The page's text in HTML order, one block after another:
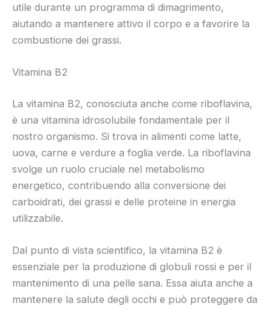
utile durante un programma di dimagrimento,
aiutando a mantenere attivo il corpo e a favorire la
combustione dei grassi.
Vitamina B2
La vitamina B2, conosciuta anche come riboflavina,
è una vitamina idrosolubile fondamentale per il
nostro organismo. Si trova in alimenti come latte,
uova, carne e verdure a foglia verde. La riboflavina
svolge un ruolo cruciale nel metabolismo
energetico, contribuendo alla conversione dei
carboidrati, dei grassi e delle proteine in energia
utilizzabile.
Dal punto di vista scientifico, la vitamina B2 è
essenziale per la produzione di globuli rossi e per il
mantenimento di una pelle sana. Essa aiuta anche a
mantenere la salute degli occhi e può proteggere da